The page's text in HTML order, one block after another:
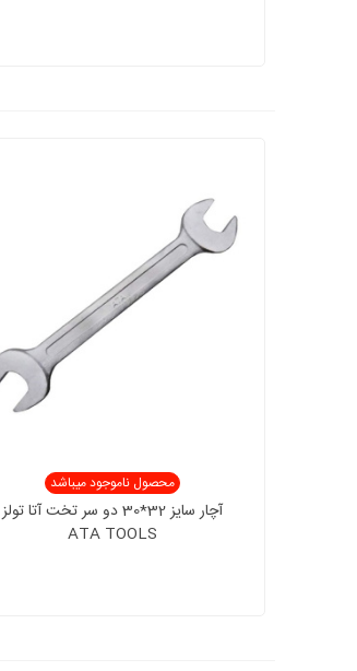
محصول ناموجود میباشد
آچار سایز 32*30 دو سر تخت آتا تولز
ATA TOOLS